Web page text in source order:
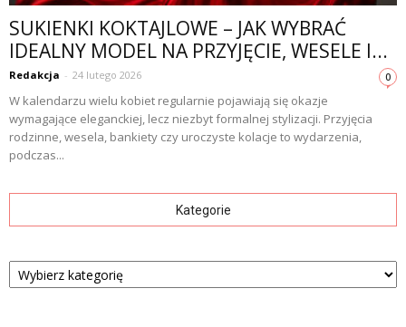
SUKIENKI KOKTAJLOWE – JAK WYBRAĆ
IDEALNY MODEL NA PRZYJĘCIE, WESELE I...
Redakcja - 24 lutego 2026 0
W kalendarzu wielu kobiet regularnie pojawiają się okazje
wymagające eleganckiej, lecz niezbyt formalnej stylizacji. Przyjęcia
rodzinne, wesela, bankiety czy uroczyste kolacje to wydarzenia,
podczas...
Kategorie
Kategorie